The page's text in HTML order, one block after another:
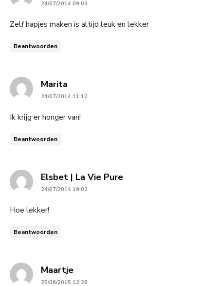
24/07/2014 09:03
Zelf hapjes maken is altijd leuk en lekker
Beantwoorden
Marita
24/07/2014 11:12
Ik krijg er honger van!
Beantwoorden
Elsbet | La Vie Puresays:
24/07/2014 19:02
Hoe lekker!
Beantwoorden
Maartjesays:
25/06/2015 12:26